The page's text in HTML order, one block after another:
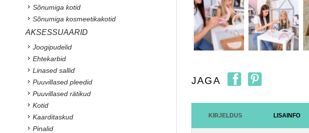
JAGA
KIRJELDUS LISAINFO
Sõnumiga kotid
Sõnumiga kosmeetikakotid
AKSESSUAARID
Joogipudelid
Ehtekarbid
Linased sallid
Puuvillased pleedid
Puuvillased rätikud
Kotid
Kaarditaskud
Pinalid